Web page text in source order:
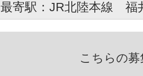
最寄駅：JR北陸本線
こちらの